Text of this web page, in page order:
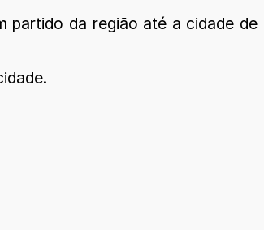
partido da região até a cidade de